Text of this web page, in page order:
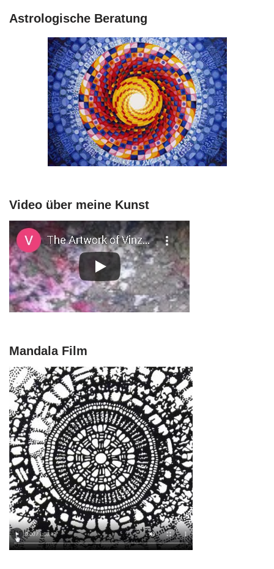
Astrologische Beratung
Video über meine Kunst
Mandala Film